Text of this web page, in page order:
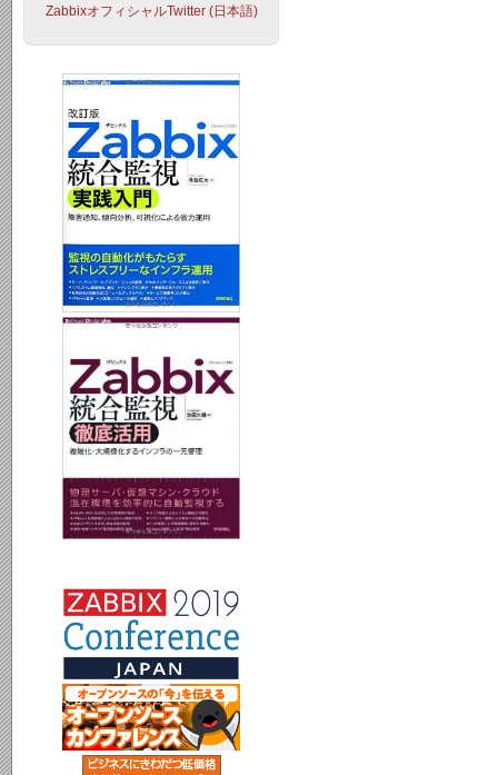
ZabbixオフィシャルTwitter (日本語)